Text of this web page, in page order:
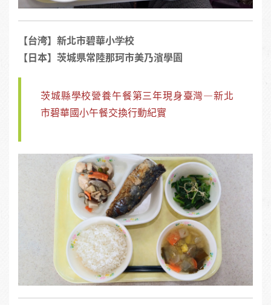
【台湾】新北市碧華小学校
【日本】茨城県常陸那珂市美乃濱學園
茨城縣學校營養午餐第三年現身臺灣—新北
市碧華國小午餐交換行動紀實